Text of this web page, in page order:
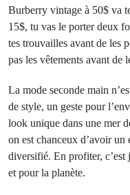
Burberry vintage à 50$ va
15$, tu vas le porter deux
tes trouvailles avant de les
pas les vêtements avant de
La mode seconde main
de style, un geste pour
look unique dans une mer
on est chanceux d’avoir un
diversifié. En profiter,
et pour la planète.